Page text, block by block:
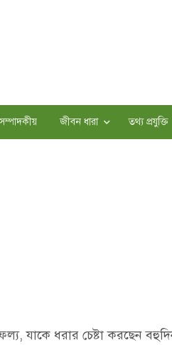
জীবন ধারা তথ্য প্রযুক্তি
যাকে ধরার চেষ্টা করছেন